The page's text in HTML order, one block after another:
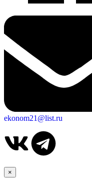
ekonom21@list.ru
×